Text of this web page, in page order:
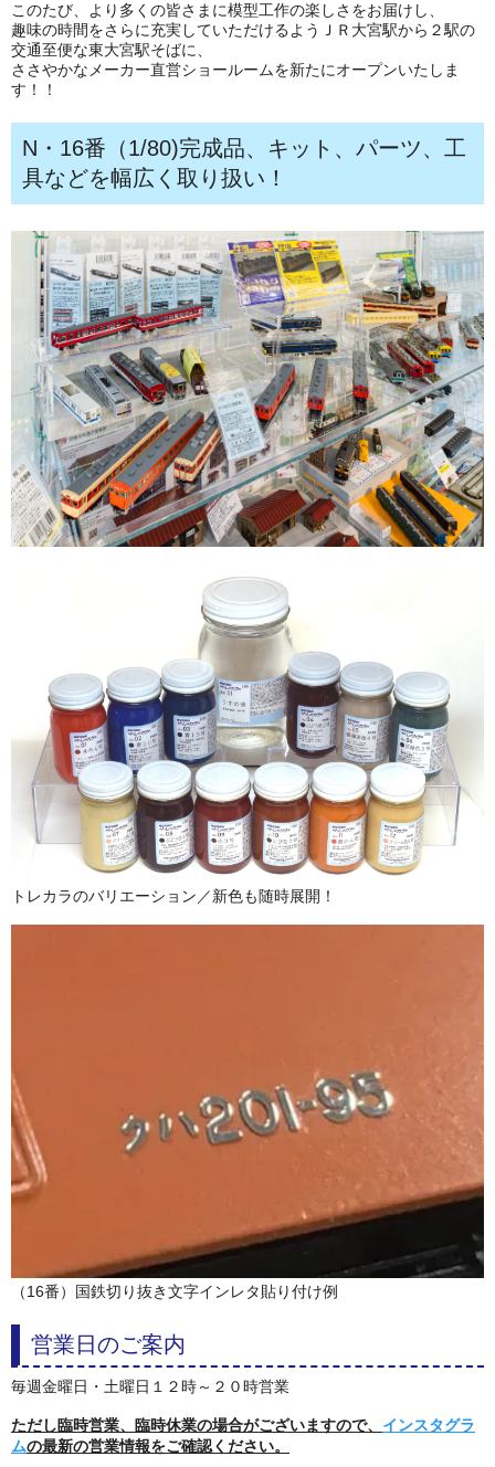
このたび、より多くの皆さまに模型工作の楽しさをお届けし、
趣味の時間をさらに充実していただけるようＪＲ大宮駅から２駅の
交通至便な東大宮駅そばに、
ささやかなメーカー直営ショールームを新たにオープンいたしま
す！！
N・16番（1/80)完成品、キット、パーツ、工
具などを幅広く取り扱い！
トレカラのバリエーション／新色も随時展開！
（16番）国鉄切り抜き文字インレタ貼り付け例
営業日のご案内
毎週金曜日・土曜日１２時～２０時営業
ただし臨時営業、臨時休業の場合がございますので、 インスタグラ
ムの最新の営業情報をご確認ください。